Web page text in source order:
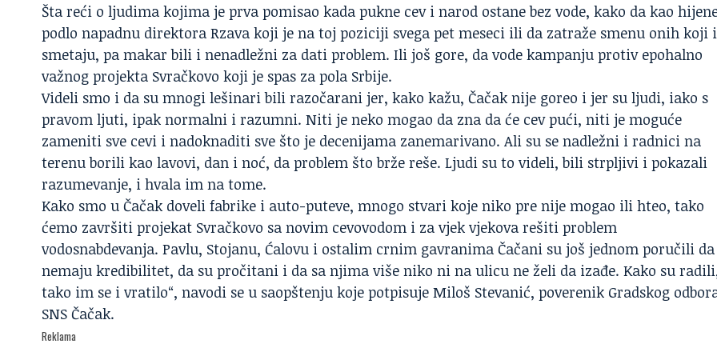
Šta reći o ljudima kojima je prva pomisao kada pukne cev i narod ostane bez vode, kako da kao
podlo napadnu direktora Rzava koji je na toj poziciji svega pet meseci ili da zatraže smenu onih koji
smetaju, pa makar bili i nenadležni za dati problem. Ili još gore, da vode kampanju protiv epohalno
važnog projekta Svračkovo koji je spas za pola Srbije.
Videli smo i da su mnogi lešinari bili razočarani jer, kako kažu, Čačak nije goreo i jer su ljudi, iako s
pravom ljuti, ipak normalni i razumni. Niti je neko mogao da zna da će cev pući, niti je moguće
zameniti sve cevi i nadoknaditi sve što je decenijama zanemarivano. Ali su se nadležni i radnici na
terenu borili kao lavovi, dan i noć, da problem što brže reše. Ljudi su to videli, bili strpljivi i pokazali
razumevanje, i hvala im na tome.
Kako smo u Čačak doveli fabrike i auto-puteve, mnogo stvari koje niko pre nije mogao ili hteo, tako
ćemo završiti projekat Svračkovo sa novim cevovodom i za vjek vjekova rešiti problem
vodosnabdevanja. Pavlu, Stojanu, Ćalovu i ostalim crnim gavranima Čačani su još jednom poručili da
nemaju kredibilitet, da su pročitani i da sa njima više niko ni na ulicu ne želi da izađe. Kako su
tako im se i vratilo“, navodi se u saopštenju koje potpisuje Miloš Stevanić, poverenik Gradskog
SNS Čačak.
Reklama